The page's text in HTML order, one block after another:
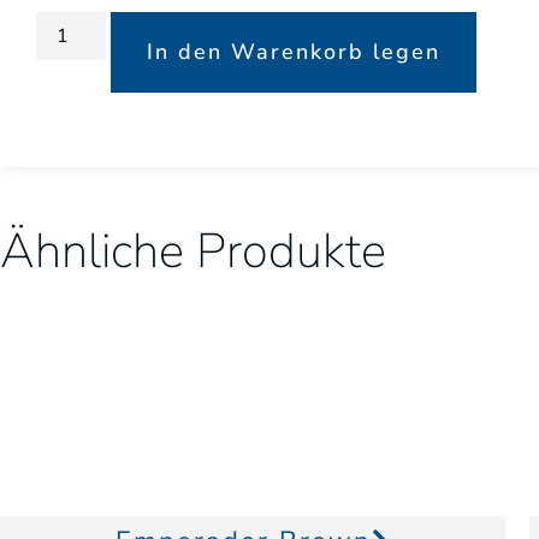
In den Warenkorb legen
Ähnliche Produkte